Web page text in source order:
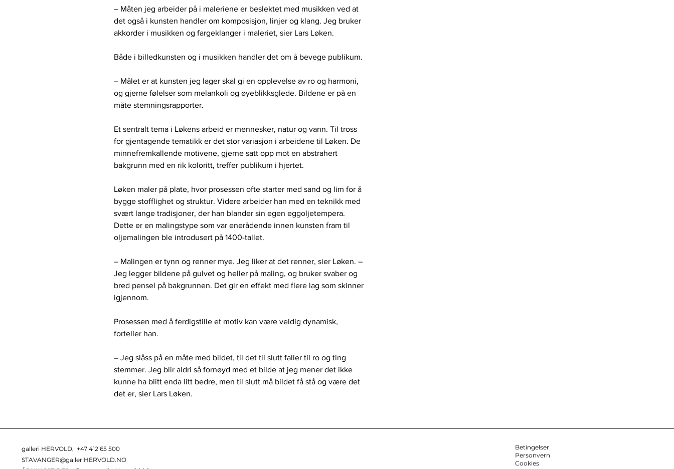
– Måten jeg arbeider på i maleriene er beslektet med musikken ved at
det også i kunsten handler om komposisjon, linjer og klang. Jeg bruker
akkorder i musikken og fargeklanger i maleriet, sier Lars Løken.
Både i billedkunsten og i musikken handler det om å bevege publikum.
– Målet er at kunsten jeg lager skal gi en opplevelse av ro og harmoni,
og gjerne følelser som melankoli og øyeblikksglede. Bildene er på en
måte stemningsrapporter.
Et sentralt tema i Løkens arbeid er mennesker, natur og vann. Til tross
for gjentagende tematikk er det stor variasjon i arbeidene til Løken. De
minnefremkallende motivene, gjerne satt opp mot en abstrahert
bakgrunn med en rik koloritt, treffer publikum i hjertet.
Løken maler på plate, hvor prosessen ofte starter med sand og lim for å
bygge stofflighet og struktur. Videre arbeider han med en teknikk med
svært lange tradisjoner, der han blander sin egen eggoljetempera.
Dette er en malingstype som var enerådende innen kunsten fram til
oljemalingen ble introdusert på 1400-tallet.
– Malingen er tynn og renner mye. Jeg liker at det renner, sier Løken. –
Jeg legger bildene på gulvet og heller på maling, og bruker svaber og
bred pensel på bakgrunnen. Det gir en effekt med flere lag som skinner
igjennom.
Prosessen med å ferdigstille et motiv kan være veldig dynamisk,
forteller han.
– Jeg slåss på en måte med bildet, til det til slutt faller til ro og ting
stemmer. Jeg blir aldri så fornøyd med et bilde at jeg mener det ikke
kunne ha blitt enda litt bedre, men til slutt må bildet få stå og være det
det er, sier Lars Løken.
galleri HERVOLD, +47 412 65 500
STAVANGER@galleriHERVOLD.NO
Betingelser
Personvern
Cookies